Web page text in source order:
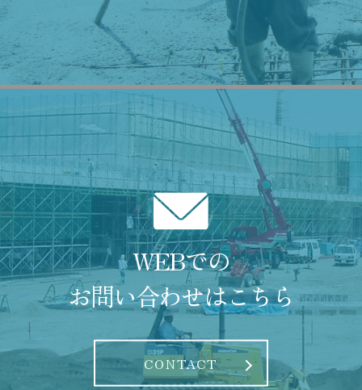
WEBでの
お問い合わせはこちら
CONTACT